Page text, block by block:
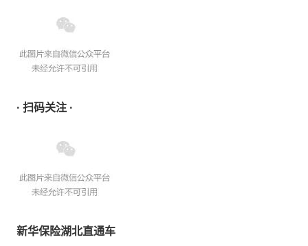
· 扫码关注 ·
新华保险湖北直通车